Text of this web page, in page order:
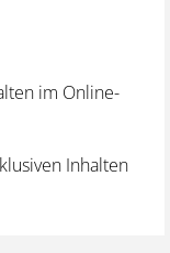
im Online-
Inhalten
Regelungen